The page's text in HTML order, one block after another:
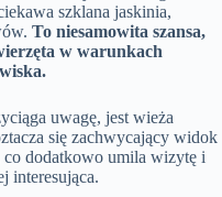
szklana jaskinia,
To niesamowita szansa,
w warunkach
uwagę, jest wieża
się zachwycający widok
dodatkowo umila wizytę i
interesująca.